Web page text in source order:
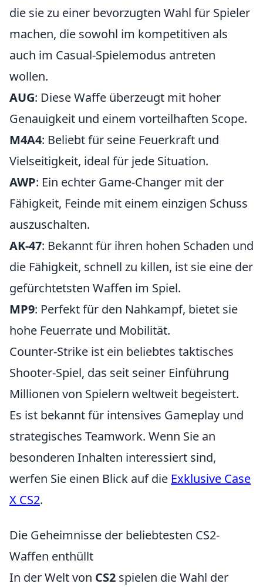
die sie zu einer bevorzugten Wahl für Spieler
machen, die sowohl im kompetitiven als
auch im Casual-Spielemodus antreten
wollen.
AUG: Diese Waffe überzeugt mit hoher
Genauigkeit und einem vorteilhaften Scope.
M4A4: Beliebt für seine Feuerkraft und
Vielseitigkeit, ideal für jede Situation.
AWP: Ein echter Game-Changer mit der
Fähigkeit, Feinde mit einem einzigen Schuss
auszuschalten.
AK-47: Bekannt für ihren hohen Schaden und
die Fähigkeit, schnell zu killen, ist sie eine der
gefürchtetsten Waffen im Spiel.
MP9: Perfekt für den Nahkampf, bietet sie
hohe Feuerrate und Mobilität.
Counter-Strike ist ein beliebtes taktisches
Shooter-Spiel, das seit seiner Einführung
Millionen von Spielern weltweit begeistert.
Es ist bekannt für intensives Gameplay und
strategisches Teamwork. Wenn Sie an
besonderen Inhalten interessiert sind,
werfen Sie einen Blick auf die Exklusive Case
X CS2.
Die Geheimnisse der beliebtesten CS2-
Waffen enthüllt
In der Welt von CS2 spielen die Wahl der